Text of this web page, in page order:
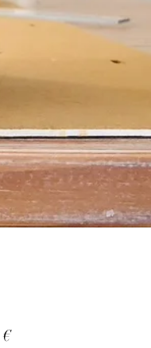
Prix